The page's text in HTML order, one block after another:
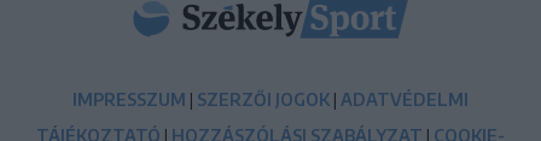
IMPRESSZUM | SZERZŐI JOGOK | ADATVÉDELMI
TÁJÉKOZTATÓ | HOZZÁSZÓLÁSI SZABÁLYZAT | COOKIE-